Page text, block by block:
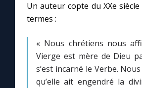
Un auteur copte du XXe
termes :
« Nous chrétiens nous
Vierge est mère de Dieu
s’est incarné le Verbe.
qu’elle ait engendré la